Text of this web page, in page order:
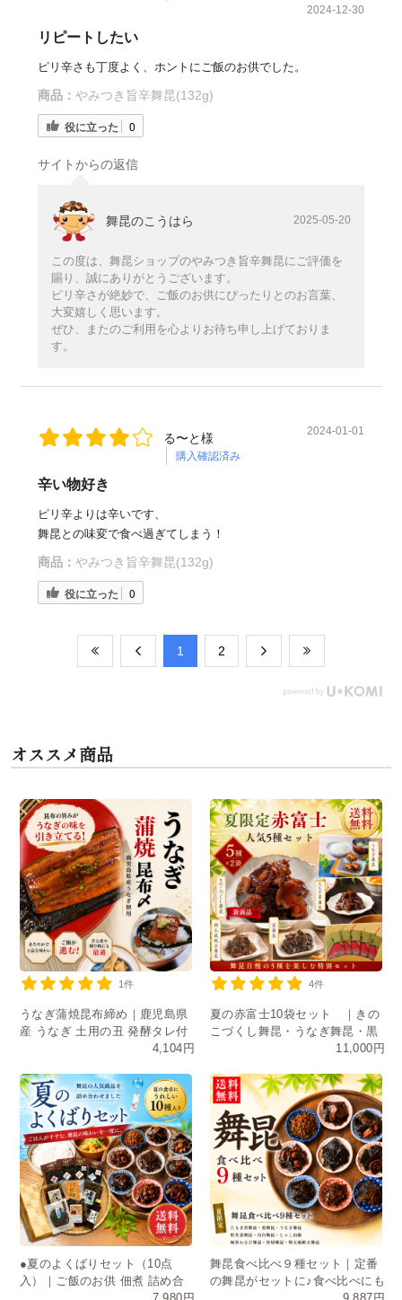
2024-12-30
リピートしたい
ピリ辛さも丁度よく、ホントにご飯のお供でした。
商品： やみつき旨辛舞昆(132g)
役に立った 0
サイトからの返信
舞昆のこうはら 2025-05-20
この度は、舞昆ショップのやみつき旨辛舞昆にご評価を
賜り、誠にありがとうございます。
ピリ辛さが絶妙で、ご飯のお供にぴったりとのお言葉、
大変嬉しく思います。
ぜひ、またのご利用を心よりお待ち申し上げておりま
す。
る〜と様
購入確認済み
2024-01-01
辛い物好き
ピリ辛よりは辛いです、
舞昆との味変で食べ過ぎてしまう！
商品： やみつき旨辛舞昆(132g)
役に立った 0
​1 ​2
オススメ商品
うなぎ蒲焼昆布締め｜鹿児島県
産 うなぎ 土用の丑 発酵タレ付
4,104円
1件
夏の赤富士10袋セット ｜きの
こづくし舞昆・うなぎ舞昆・黒
舞昆・たもぎ茸・明太風帆立舞
11,000円
4件
●夏のよくばりセット（10点
入）｜ご飯のお供 佃煮 詰め合
舞昆食べ比べ９種セット｜定番
の舞昆がセットに♪食べ比べにも